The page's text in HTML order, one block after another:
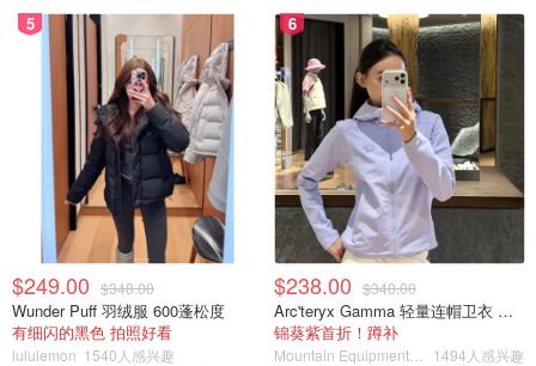
5
$249.00 $348.00
Wunder Puff 羽绒服 600蓬松度
有细闪的黑色 拍照好看
lululemon 1540人感兴趣
6
$238.00 $340.00
Arc'teryx Gamma 轻量连帽卫衣 女款
锦葵紫首折！蹲补
1494人感兴趣